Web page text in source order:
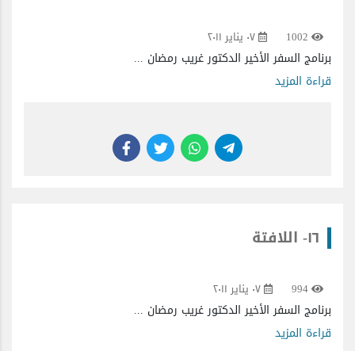
1002 ٠٧ يناير ٢٠١١
برنامج السفر الأخير الدكتور غريب رمضان ...
قراءة المزيد
١٦- اللافتة
994 ٠٧ يناير ٢٠١١
برنامج السفر الأخير الدكتور غريب رمضان ...
قراءة المزيد